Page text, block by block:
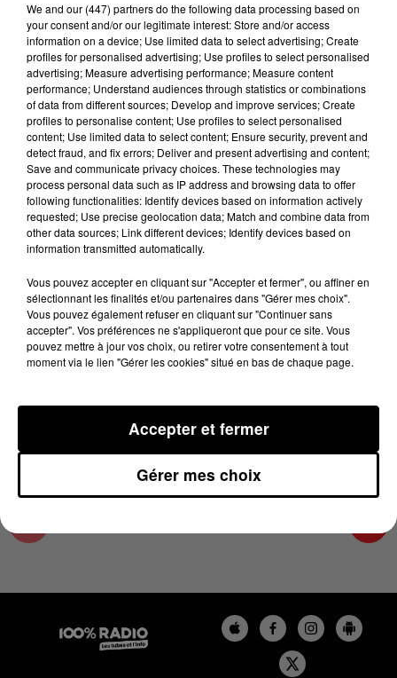
Lecture (1 min 9 sec)
100%
100% Radio l'agenda du Tarn nord
6 août 2025 - 1 min 9 sec
L'AGENDA DU TARN NORD DU 06/08/2025 À
06H49
L'AGENDA DU TARN NORD
We and our (447) partnersdo the following data processing based on
your consent and/or our legitimate interest: Store and/or access
information on a device; Use limited data to select advertising; Create
profiles for personalised advertising; Use profiles to select personalised
advertising; Measure advertising performance; Measure content
performance; Understand audiences through statistics or combinations
of data from different sources; Develop and improve services; Create
profiles to personalise content; Use profiles to select personalised
content; Use limited data to select content; Ensure security, prevent and
detect fraud, and fix errors; Deliver and present advertising and content;
Save and communicate privacy choices. These technologies may
process personal data such as IP address and browsing data to offer
following functionalities: Identify devices based on information actively
requested; Use precise geolocation data; Match and combine data from
other data sources; Link different devices; Identify devices based on
information transmitted automatically.
Vous pouvez accepter en cliquant sur "Accepter et fermer", ou affiner en
sélectionnant les finalités et/ou partenaires dans "Gérer mes choix".
Vous pouvez également refuser en cliquant sur "Continuer sans
accepter". Vos préférences ne s'appliqueront que pour ce site. Vous
pouvez mettre à jour vos choix, ou retirer votre consentement à tout
moment via le lien "Gérer les cookies" situé en bas de chaque page.
Gérer mes choix
Accepter et fermer